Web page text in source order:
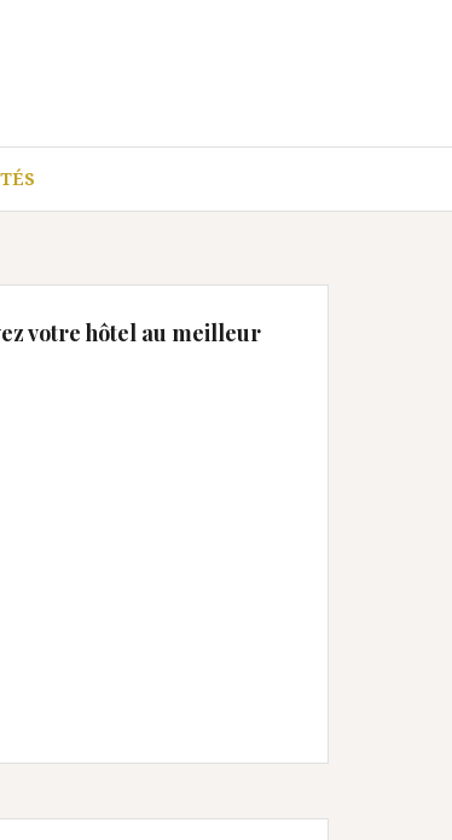
votre hôtel au meilleur